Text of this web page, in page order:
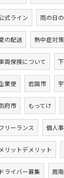
式ライン 雨の日
の配送 熱中症対策
両保険について
業便 岩国市
府市 もってけ
リーランス 個人
メリットデメリット
ドライバー募集 周
い合わせ・ご相談